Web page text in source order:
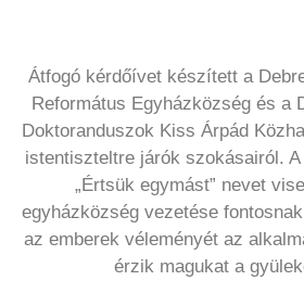
Átfogó kérdőívet készített a
Református Egyházközség és a
Doktoranduszok Kiss Árpád
istentiszteltre járók szokásairól.
„Értsük egymást” nevet
egyházközség vezetése
az emberek véleményét az
érzik magukat a